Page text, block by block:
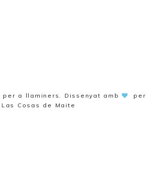
per a llaminers . Dissenyat amb
per
Las Cosas de Maite